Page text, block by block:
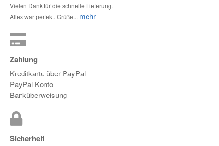
Vielen Dank für die schnelle Lieferung.
Alles war perfekt. Grüße... mehr
Zahlung
Kreditkarte über PayPal
PayPal Konto
Banküberweisung
Sicherheit